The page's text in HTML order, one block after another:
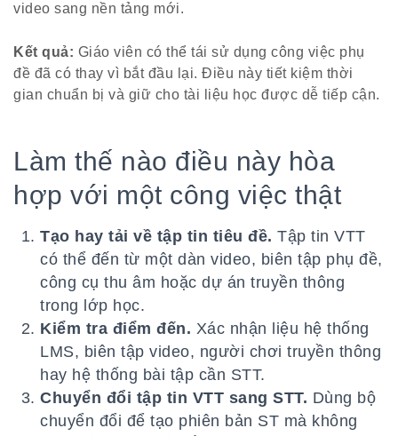
video sang nền tảng mới.
Kết quả: Giáo viên có thể tái sử dụng công việc phụ
đề đã có thay vì bắt đầu lại. Điều này tiết kiệm thời
gian chuẩn bị và giữ cho tài liệu học được dễ tiếp cận.
Làm thế nào điều này hòa
hợp với một công việc thật
Tạo hay tải về tập tin tiêu đề. Tập tin VTT
có thể đến từ một dàn video, biên tập phụ đề,
công cụ thu âm hoặc dự án truyền thông
trong lớp học.
Kiểm tra điểm đến. Xác nhận liệu hệ thống
LMS, biên tập video, người chơi truyền thông
hay hệ thống bài tập cần STT.
Chuyển đổi tập tin VTT sang STT. Dùng bộ
chuyển đổi để tạo phiên bản ST mà không